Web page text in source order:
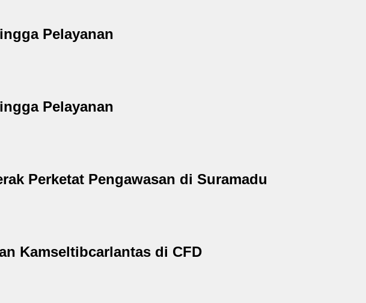
Pelayanan
Pelayanan
Perketat Pengawasan di Suramadu
Kamseltibcarlantas di CFD